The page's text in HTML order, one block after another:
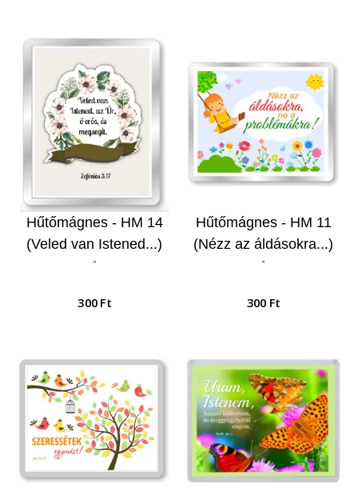
Hűtőmágnes - HM 14
(Veled van Istened...)
-
300 Ft
Hűtőmágnes - HM 11
(Nézz az áldásokra...)
-
300 Ft